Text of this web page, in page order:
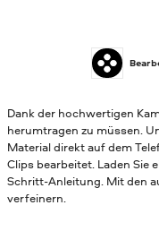
Dank der hochwertigen
herumtragen zu müssen.
Material direkt auf dem
Clips bearbeitet. Laden
Schritt-Anleitung. Mit den
verfeinern.